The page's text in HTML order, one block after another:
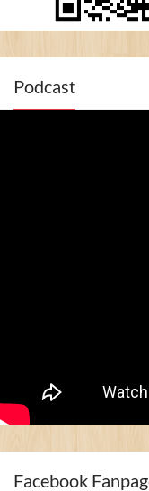
Podcast
Facebook